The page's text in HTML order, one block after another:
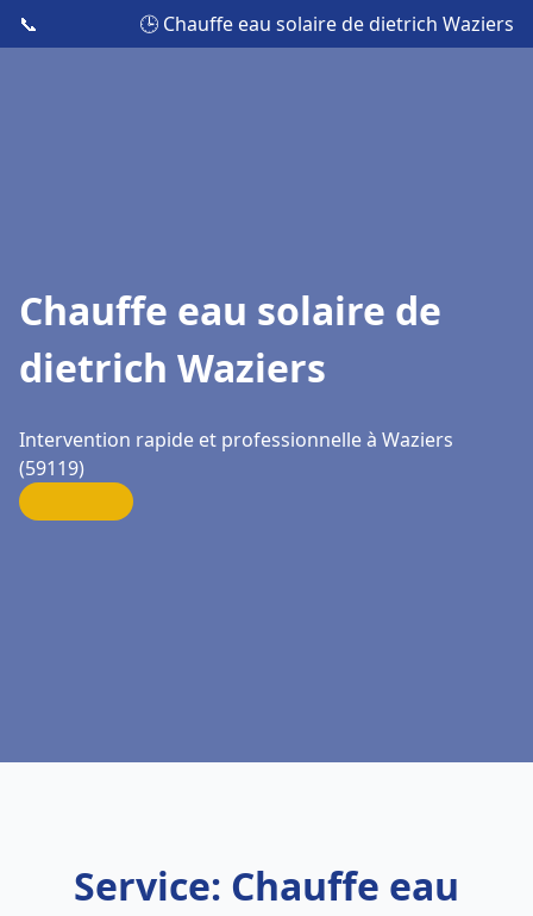
📞 🕒 Chauffe eau solaire de dietrich Waziers
Chauffe eau solaire de
dietrich Waziers
Intervention rapide et professionnelle à Waziers
(59119)
Service: Chauffe eau